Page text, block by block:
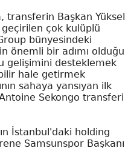
transferin Başkan Yüksel
geçirilen çok kulüplü
bünyesindeki
önemli bir adımı olduğu
gelişimini desteklemek
hale getirmek
sahaya yansıyan ilk
Sekongo transferi
İstanbul'daki holding
Samsunspor Başkanı